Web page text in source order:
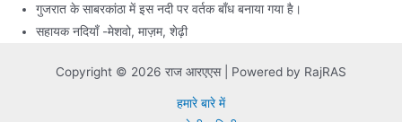
गुजरात के साबरकांठा में इस नदी पर वर्तक बाँध बनाया गया है।
सहायक नदियाँ -मेशवो, माज़म, शेढ़ी
Copyright © 2026 राज आरएएस | Powered by RajRAS
हमारे बारे में